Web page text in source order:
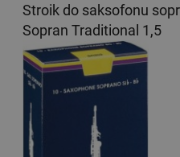
Stroik do saksofonu
Sopran Traditional 1,5